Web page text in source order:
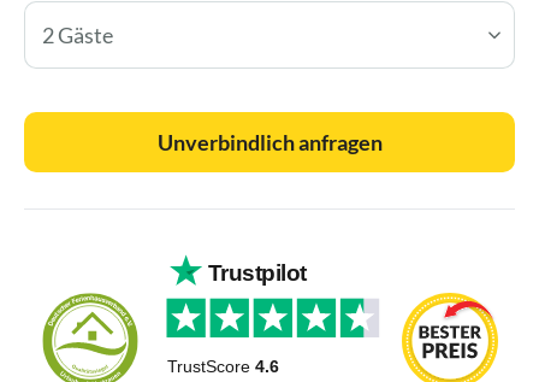
2 Gäste
Unverbindlich anfragen